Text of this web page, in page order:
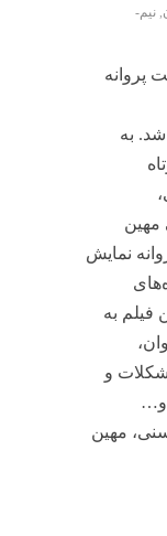
, نیم-
پروانه
شد. به
مهین
نمایش
فیلم به
و
و…
مهین